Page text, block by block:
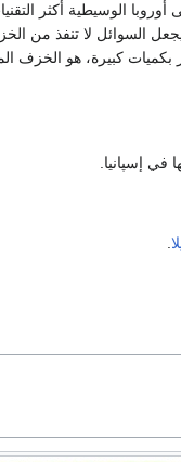
الوسيطية أكثر
السوائل لا تنفذ من
بكميات كبيرة، هو
في إسپانيا.
.